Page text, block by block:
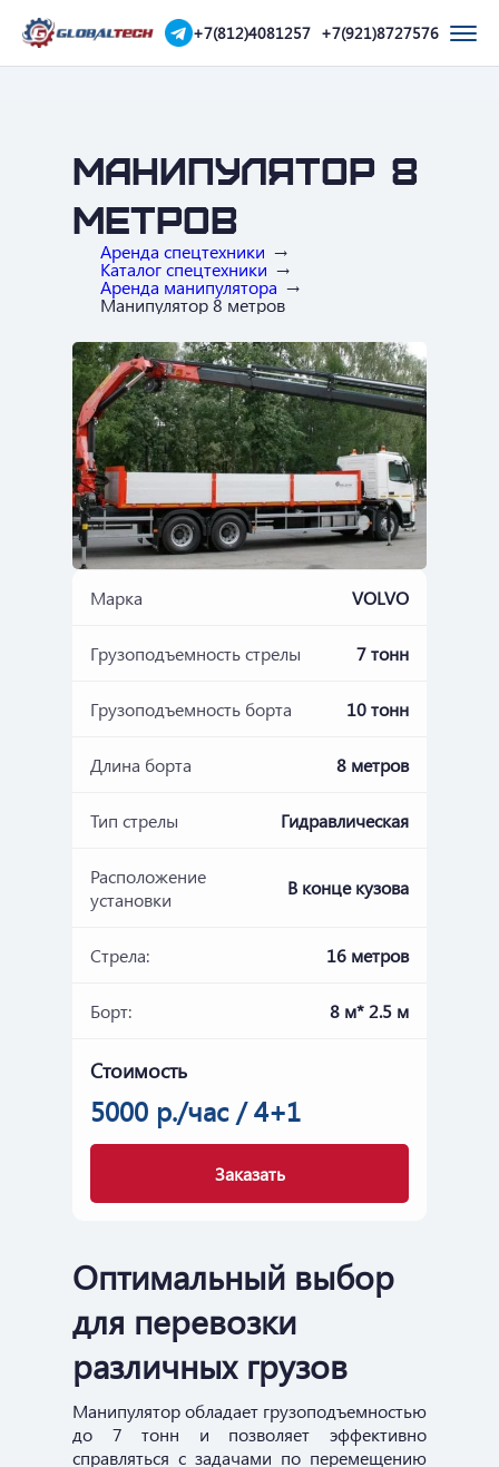
+7(812)4081257 +7(921)8727576
Манипулятор 8
метров
Аренда спецтехники
Каталог спецтехники
Аренда манипулятора
Манипулятор 8 метров
Марка VOLVO
Грузоподъемность стрелы 7 тонн
Грузоподъемность борта 10 тонн
Длина борта 8 метров
Тип стрелы Гидравлическая
Расположение
установки
В конце кузова
Стрела: 16 метров
Борт: 8 м* 2.5 м
Стоимость
5000 р./час / 4+1
Заказать
Оптимальный выбор
для перевозки
различных грузов
Манипулятор обладает грузоподъемностью
до 7 тонн и позволяет эффективно
справляться с задачами по перемещению